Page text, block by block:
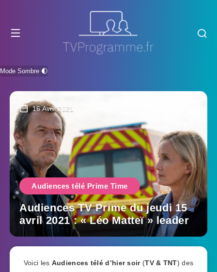
Mode Sombre 🌓
16 Avril 2021
Audiences télé Prime Time
Audiences TV Prime du jeudi 15
avril 2021 : « Léo Matteï » leader
Voici les Audiences télé d’hier soir (TV & TNT) des